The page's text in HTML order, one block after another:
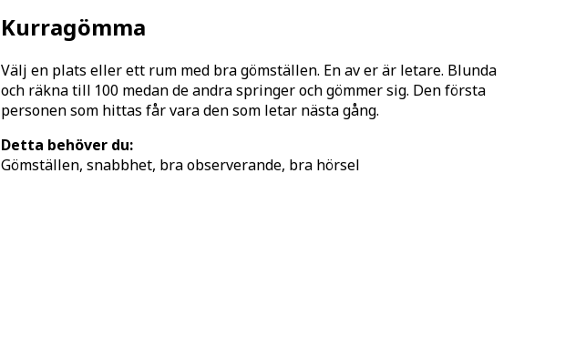
Kurragömma
Välj en plats eller ett rum med bra gömställen. En av er är letare. Blunda
och räkna till 100 medan de andra springer och gömmer sig. Den första
personen som hittas får vara den som letar nästa gång.
Detta behöver du:
Gömställen, snabbhet, bra observerande, bra hörsel